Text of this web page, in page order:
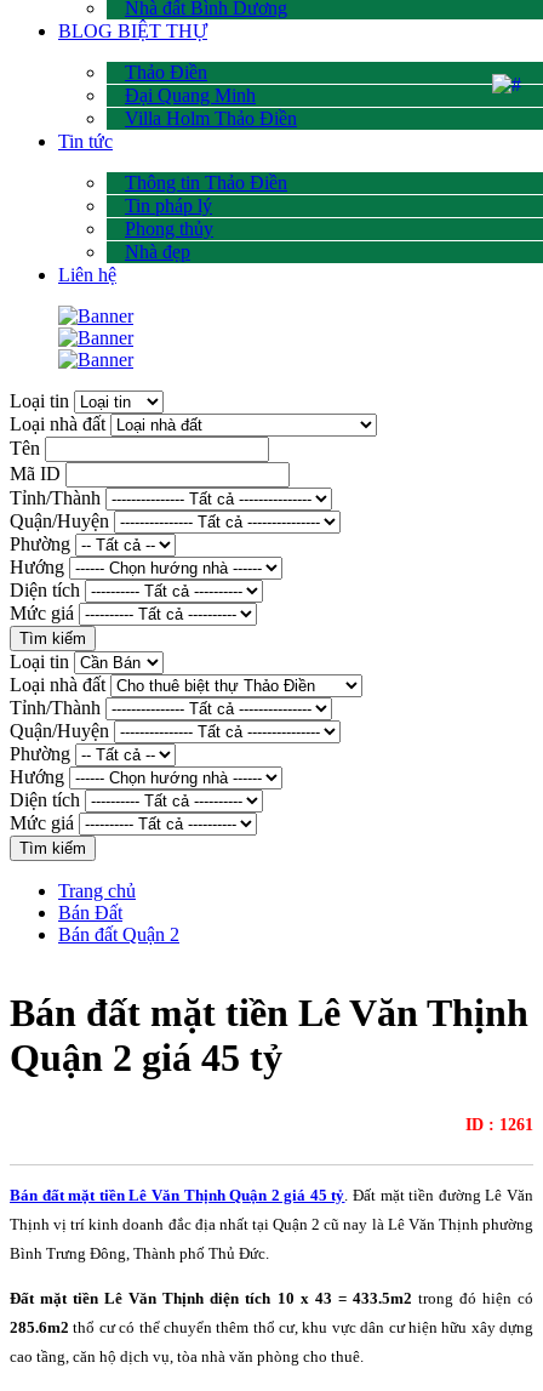
Nhà đất Bình Dương
BLOG BIỆT THỰ
Thảo Điền
Đại Quang Minh
Villa Holm Thảo Điền
Tin tức
Thông tin Thảo Điền
Tin pháp lý
Phong thủy
Nhà đẹp
Liên hệ
Loại tin
Loại nhà đất
Tên
Mã ID
Tỉnh/Thành
Quận/Huyện
Phường
Hướng
Diện tích
Mức giá
Loại tin
Loại nhà đất
Tỉnh/Thành
Quận/Huyện
Phường
Hướng
Diện tích
Mức giá
Trang chủ
Bán Đất
Bán đất Quận 2
Bán đất mặt tiền Lê Văn Thịnh
Quận 2 giá 45 tỷ
ID : 1261
Bán đất mặt tiền Lê Văn Thịnh Quận 2 giá 45 tỷ. Đất mặt tiền đường Lê Văn
Thịnh vị trí kinh doanh đắc địa nhất tại Quận 2 cũ nay là Lê Văn Thịnh phường
Bình Trưng Đông, Thành phố Thủ Đức.
Đất mặt tiền Lê Văn Thịnh diện tích 10 x 43 = 433.5m2 trong đó hiện có
285.6m2 thổ cư có thể chuyển thêm thổ cư, khu vực dân cư hiện hữu xây dựng
cao tầng, căn hộ dịch vụ, tòa nhà văn phòng cho thuê.